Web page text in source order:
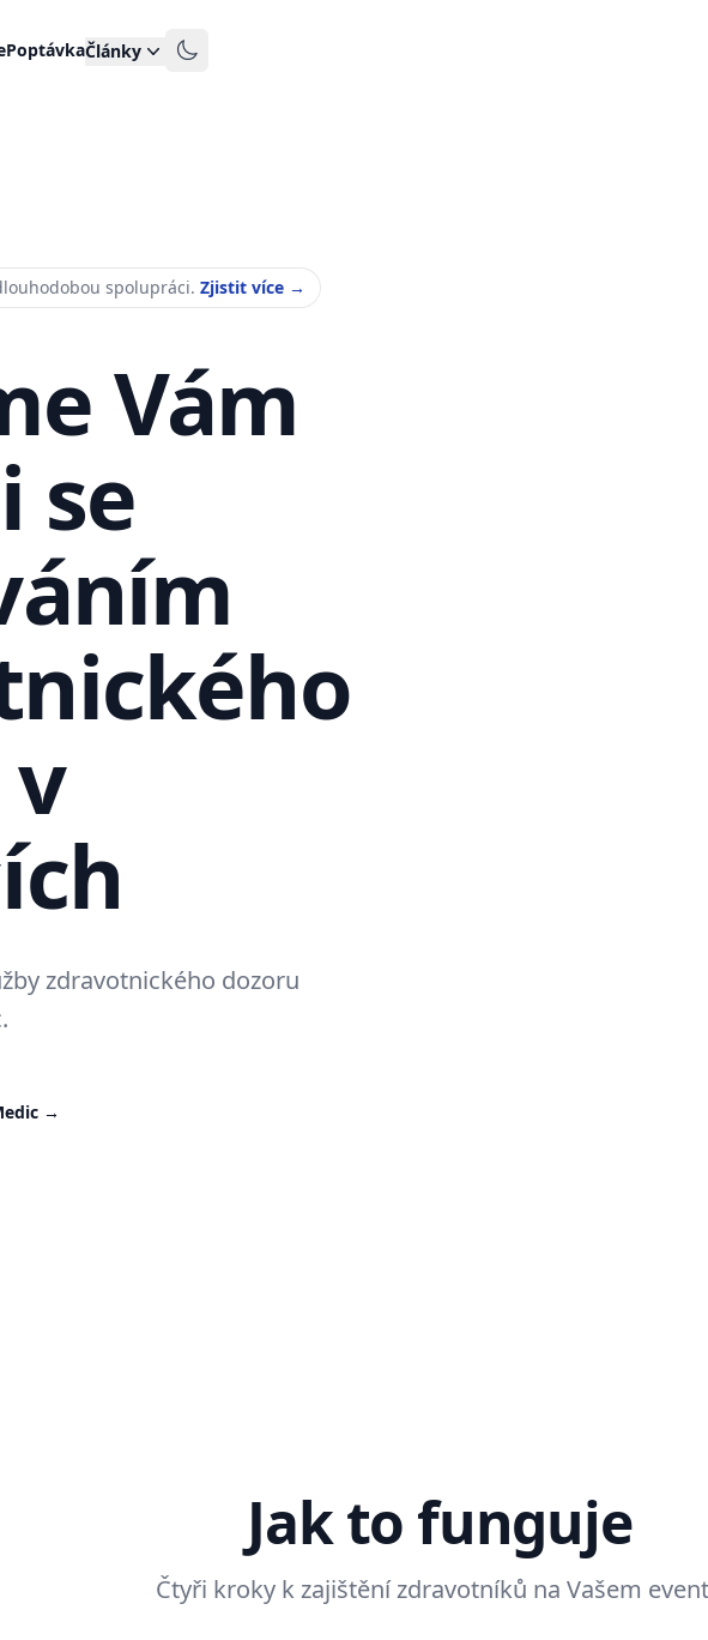
PoptávkaČlánky Toggle dark mode
spolupráci. Zjistit více →
Vám
se
zdravotnického dozoru
→
Jak to funguje
Čtyři kroky k zajištění zdravotníků na Vašem